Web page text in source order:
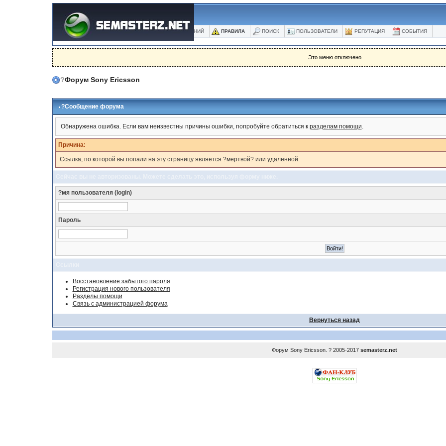
ФОРУМ БЛОГИ ФОТО БАЗА ЗНАНИЙ ПРАВИЛА ПОИСК ПОЛЬЗОВАТЕЛИ РЕПУТАЦИЯ СОБЫТИЯ
Это меню отключено
?Форум Sony Ericsson
?Сообщение форума
Обнаружена ошибка. Если вам неизвестны причины ошибки, попробуйте обратиться к разделам помощи.
Причина:
Ссылка, по которой вы попали на эту страницу является ?мертвой? или удаленной.
?мя пользователя (login)
Пароль
Восстановление забытого пароля
Регистрация нового пользователя
Разделы помощи
Связь с администрацией форума
Вернуться назад
Форум Sony Ericsson . ? 2005-2017 semasterz.net